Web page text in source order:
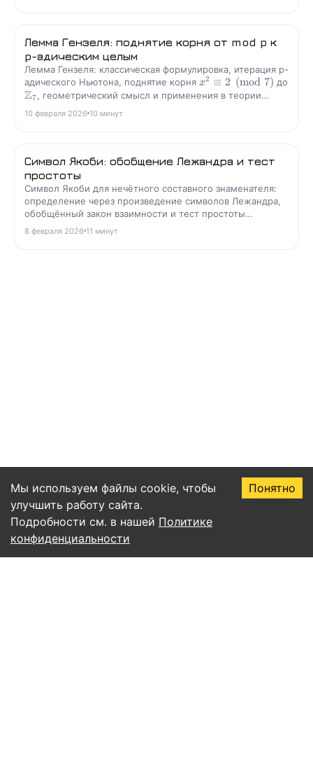
Лемма Гензеля: поднятие корня от mod p к
p-адическим целым
Лемма Гензеля: классическая формулировка, итерация p-
адического Ньютона, поднятие корня x2 ≡ 2 (mod 7) до
Z7, геометрический смысл и применения в теории
чисел.
10 февраля 2026 10 минут
Символ Якоби: обобщение Лежандра и тест
простоты
Символ Якоби для нечётного составного знаменателя:
определение через произведение символов Лежандра,
обобщённый закон взаимности и тест простоты
Соловея-Штрассена без факторизации.
8 февраля 2026 11 минут
Мы используем файлы cookie, чтобы
улучшить работу сайта.
Подробности см. в нашей Политике
конфиденциальности
Понятно